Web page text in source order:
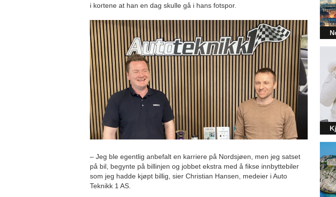
i kortene at han en dag skulle gå i hans fotspor.
– Jeg ble egentlig anbefalt en karriere på Nordsjøen, men jeg satset
på bil, begynte på billinjen og jobbet ekstra med å fikse innbyttebiler
som jeg hadde kjøpt billig, sier Christian Hansen, medeier i Auto
Teknikk 1 AS.
–